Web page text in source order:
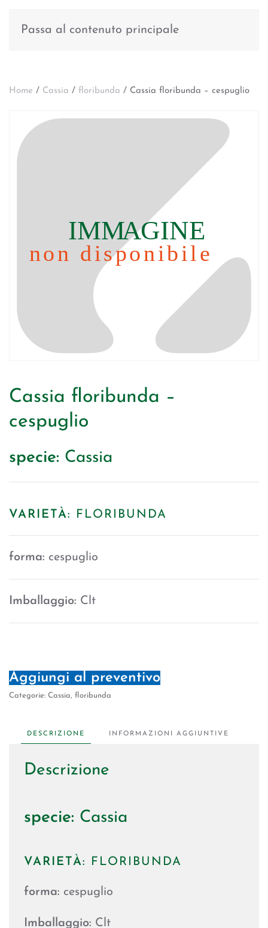
Passa al contenuto principale
Home / Cassia / floribunda / Cassia floribunda – cespuglio
Cassia floribunda –
cespuglio
specie: Cassia
VARIETÀ: FLORIBUNDA
forma: cespuglio
Imballaggio: Clt
Aggiungi al preventivo
Categorie: Cassia, floribunda
DESCRIZIONE INFORMAZIONI AGGIUNTIVE
Descrizione
specie: Cassia
VARIETÀ: FLORIBUNDA
forma: cespuglio
Imballaggio: Clt